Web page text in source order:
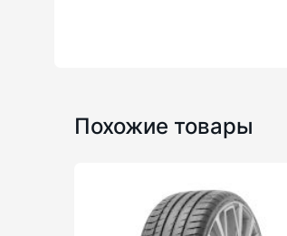
Похожие товары